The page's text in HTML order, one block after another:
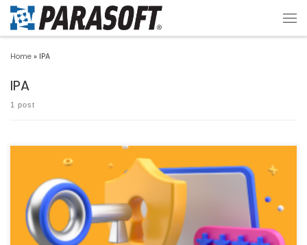
Home » IPA
IPA
1 post
Jtest では、SQLインジェクションやクロスサイトスクリプティングといった、セキュ
リティ脆弱性を […]